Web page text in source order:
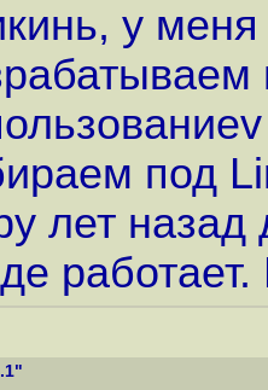
у меня
под
лет